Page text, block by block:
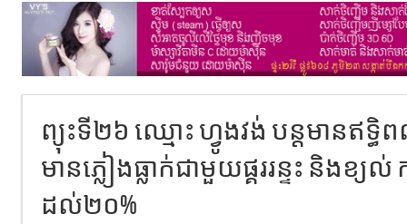
ព្យុះទី២៦ ឈ្មោះ ហ្វូងវង់ បន្តមានឥទ្ធិ
មានភ្លៀងធ្លាក់ជាមួយផ្គររន្ទះ និងខ្យល់
ដល់២០%